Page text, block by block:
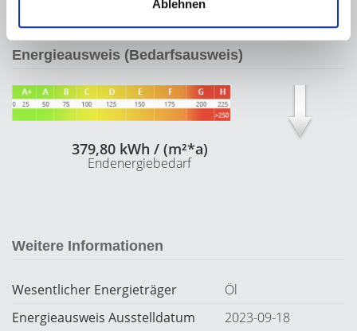
Ablehnen
Energieausweis (Bedarfsausweis)
379,80 kWh / (m²*a)
Endenergiebedarf
Weitere Informationen
Wesentlicher Energieträger
Öl
Energieausweis Ausstelldatum
2023-09-18